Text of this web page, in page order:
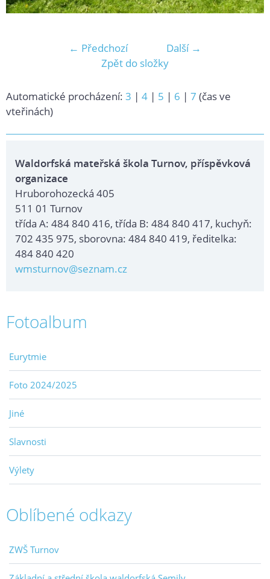
← Předchozí
Další →
Zpět do složky
Automatické procházení: 3 | 4 | 5 | 6 | 7 (čas ve
vteřinách)
Waldorfská mateřská škola Turnov, příspěvková
organizace
Hruborohozecká 405
511 01 Turnov
třída A: 484 840 416, třída B: 484 840 417, kuchyň:
702 435 975, sborovna: 484 840 419, ředitelka:
484 840 420
wmsturnov@seznam.cz
Fotoalbum
Eurytmie
Foto 2024/2025
Jiné
Slavnosti
Výlety
Oblíbené odkazy
ZWŠ Turnov